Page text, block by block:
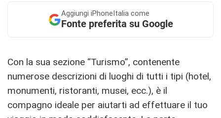
Aggiungi iPhoneItalia come
Fonte preferita su Google
Con la sua sezione “Turismo”, contenente
numerose descrizioni di luoghi di tutti i tipi (hotel,
monumenti, ristoranti, musei, ecc.), è il
compagno ideale per aiutarti ad effettuare il tuo